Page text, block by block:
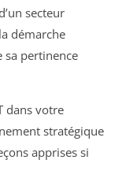
secteur
démarche
sa pertinence
dans votre
stratégique
apprises si